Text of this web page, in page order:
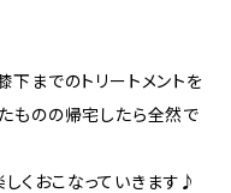
下までのトリートメントを
ものの帰宅したら全然で
くおこなっていきます♪